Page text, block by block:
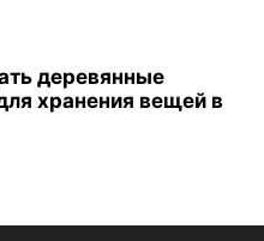
деревянные
хранения вещей в